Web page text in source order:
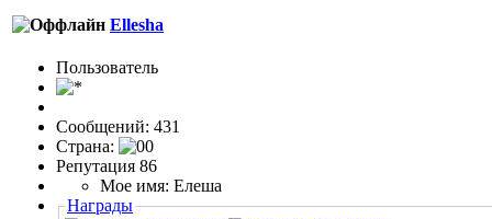
Ellesha
Пользовaтeль
Сообщений: 431
Страна:
Репутация 86
Мое имя: Елеша
Награды